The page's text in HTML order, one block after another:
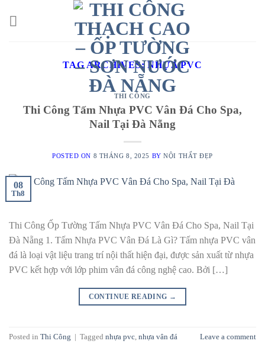
TAG ARCHIVES:NHỰA PVC
THI CÔNG
Thi Công Tấm Nhựa PVC Vân Đá Cho Spa,
Nail Tại Đà Nẵng
POSTED ON 8 THÁNG 8, 2025 BYNỘI THẤT ĐẸP
08
Th8
Thi Công Ốp Tường Tấm Nhựa PVC Vân Đá Cho Spa, Nail Tại
Đà Nẵng 1. Tấm Nhựa PVC Vân Đá Là Gì? Tấm nhựa PVC vân
đá là loại vật liệu trang trí nội thất hiện đại, được sản xuất từ nhựa
PVC kết hợp với lớp phim vân đá công nghệ cao. Bởi […]
CONTINUE READING →
Posted in Thi Công Tagged nhựa pvc, nhựa vân đá Leave a comment